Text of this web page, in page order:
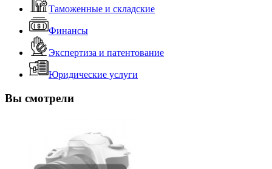
Таможенные и складские
Финансы
Экспертиза и патентование
Юридические услуги
Вы смотрели